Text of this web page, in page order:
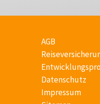
AGB
Datenschutz
Impressum